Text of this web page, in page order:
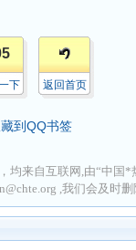
下 返回首页
到QQ书签
均来自互联网,由“中国
,我们会及时